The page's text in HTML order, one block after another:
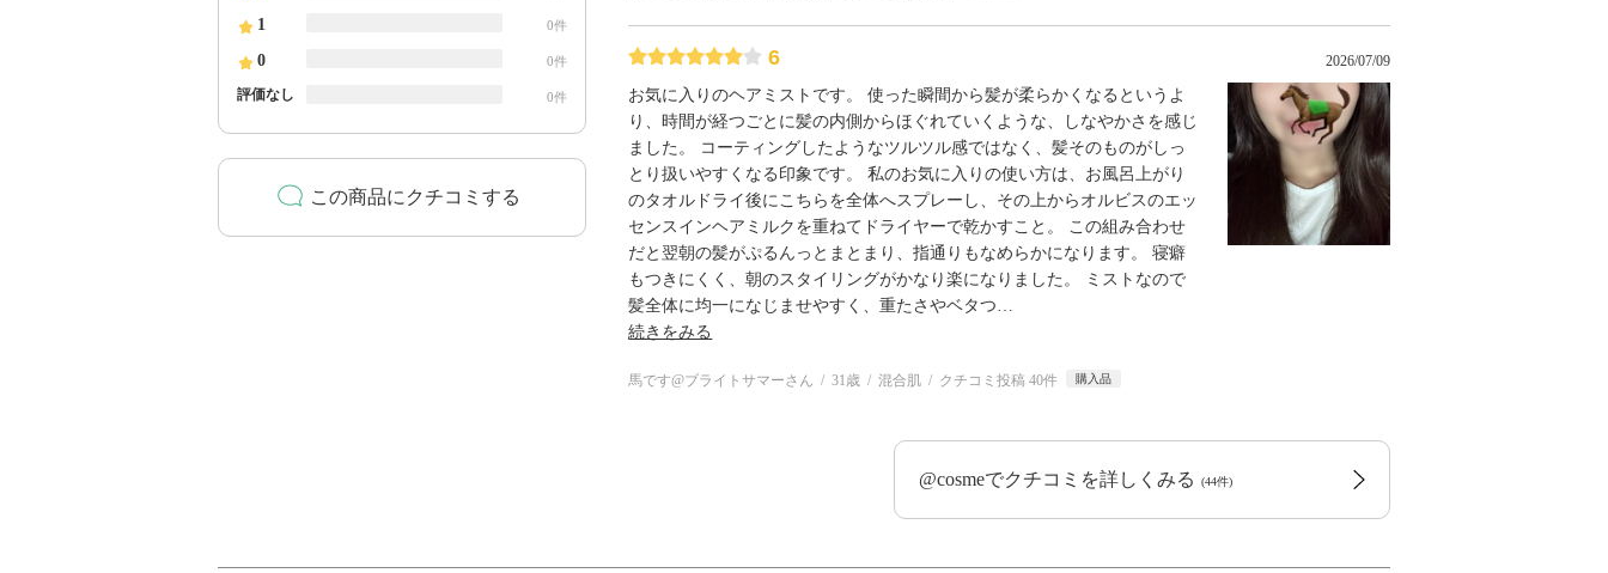
1 0件
0 0件
評価なし 0件
この商品にクチコミする
6 2026/07/09
お気に入りのヘアミストです。 使った瞬間から髪が柔らかくなるというよ
り、時間が経つごとに髪の内側からほぐれていくような、しなやかさを感じ
ました。 コーティングしたようなツルツル感ではなく、髪そのものがしっ
とり扱いやすくなる印象です。 私のお気に入りの使い方は、お風呂上がり
のタオルドライ後にこちらを全体へスプレーし、その上からオルビスのエッ
センスインヘアミルクを重ねてドライヤーで乾かすこと。 この組み合わせ
だと翌朝の髪がぷるんっとまとまり、指通りもなめらかになります。 寝癖
もつきにくく、朝のスタイリングがかなり楽になりました。 ミストなので
髪全体に均一になじませやすく、重たさやベタつ…
続きをみる
馬です@ブライトサマーさん 31歳 混合肌 クチコミ投稿 40件 購入品
@cosmeでクチコミを詳しくみる (44件)